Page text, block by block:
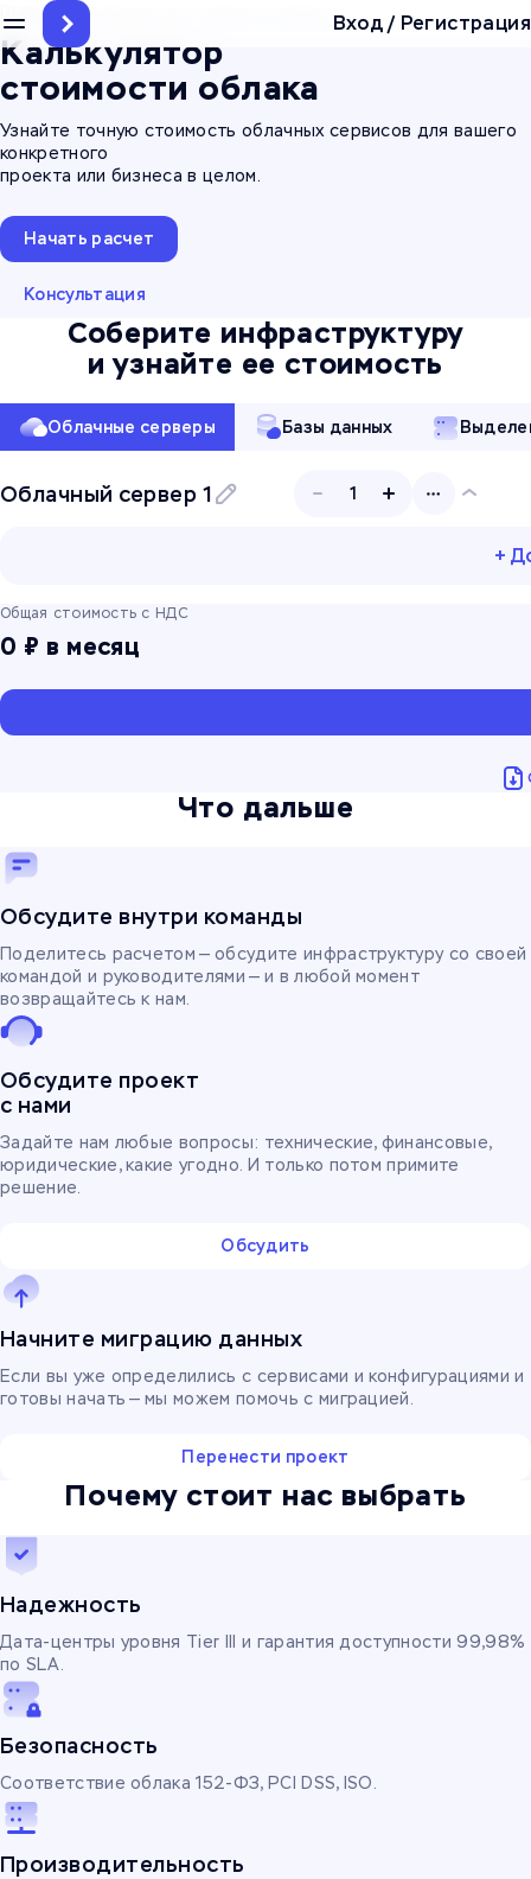
Вход/ Регистрация
Главная Калькулятор стоимости облака
Калькулятор
стоимости облака
Узнайте точную стоимость облачных сервисов для вашего
конкретного
проекта или бизнеса в целом.
Начать расчет
Консультация
Соберите инфраструктуру
и узнайте ее стоимость
Облачные серверы Базы данных
Облачный сервер 1 1
Регион
Выбрать
Тариф
Автоматические бэкапы 6 ₽/мес за 1 ГБ
+
Общая стоимость с НДС
0 ₽ в месяц
Что дальше
Обсудите внутри команды
Поделитесь расчетом — обсудите инфраструктуру со своей
командой и руководителями — и в любой момент
возвращайтесь к нам.
Обсудите проект
с нами
Задайте нам любые вопросы: технические, финансовые,
юридические, какие угодно. И только потом примите
решение.
Обсудить
Начните миграцию данных
Если вы уже определились с сервисами и конфигурациями и
готовы начать — мы можем помочь с миграцией.
Перенести проект
Почему стоит нас выбрать
Надежность
Дата-центры уровня Tier III и гарантия доступности 99,98%
по SLA.
Безопасность
Соответствие облака 152-ФЗ, PCI DSS, ISO.
Производительность